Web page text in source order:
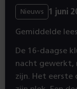
Nieuws 1 juni
Gemiddelde
De 16-daagse
nacht gewerkt,
zijn. Het eerste